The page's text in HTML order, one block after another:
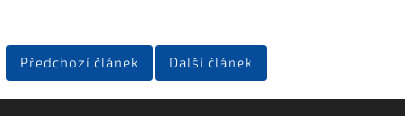
Předchozí článek Další článek